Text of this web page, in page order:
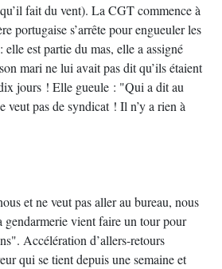
fait du vent). La CGT commence à
portugaise s’arrête pour engueuler les
est partie du mas, elle a assigné
mari ne lui avait pas dit qu’ils étaient
jours ! Elle gueule : "Qui a dit au
veut pas de syndicat ! Il n’y a rien à
et ne veut pas aller au bureau, nous
gendarmerie vient faire un tour pour
Accélération d’allers-retours
qui se tient depuis une semaine et